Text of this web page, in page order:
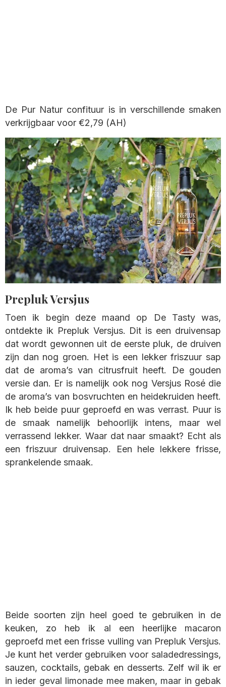
De Pur Natur confituur is in verschillende smaken
verkrijgbaar voor €2,79 (AH)
Prepluk Versjus
Toen ik begin deze maand op De Tasty was,
ontdekte ik Prepluk Versjus. Dit is een druivensap
dat wordt gewonnen uit de eerste pluk, de druiven
zijn dan nog groen. Het is een lekker friszuur sap
dat de aroma’s van citrusfruit heeft. De gouden
versie dan. Er is namelijk ook nog Versjus Rosé die
de aroma’s van bosvruchten en heidekruiden heeft.
Ik heb beide puur geproefd en was verrast. Puur is
de smaak namelijk behoorlijk intens, maar wel
verrassend lekker. Waar dat naar smaakt? Echt als
een friszuur druivensap. Een hele lekkere frisse,
sprankelende smaak.
Beide soorten zijn heel goed te gebruiken in de
keuken, zo heb ik al een heerlijke macaron
geproefd met een frisse vulling van Prepluk Versjus.
Je kunt het verder gebruiken voor saladedressings,
sauzen, cocktails, gebak en desserts. Zelf wil ik er
in ieder geval limonade mee maken, maar in gebak